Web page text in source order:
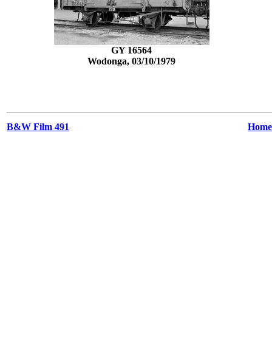
GY 16564
Wodonga, 03/10/1979
B&W Film 491